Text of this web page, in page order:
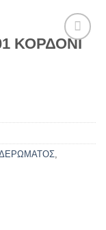
ΚΟΡΔΟΝΙ